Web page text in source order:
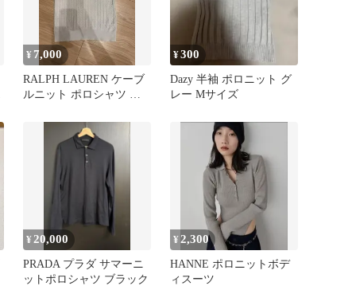
¥ 7,000
RALPH LAUREN ケーブ
ルニット ポロシャツ 半
¥300
Dazy 半袖 ポロニット グ
レー Mサイズ
¥ 20,000
PRADA プラダ サマーニ
ットポロシャツ ブラック
¥2,300
HANNE ポロニットボデ
ィスーツ